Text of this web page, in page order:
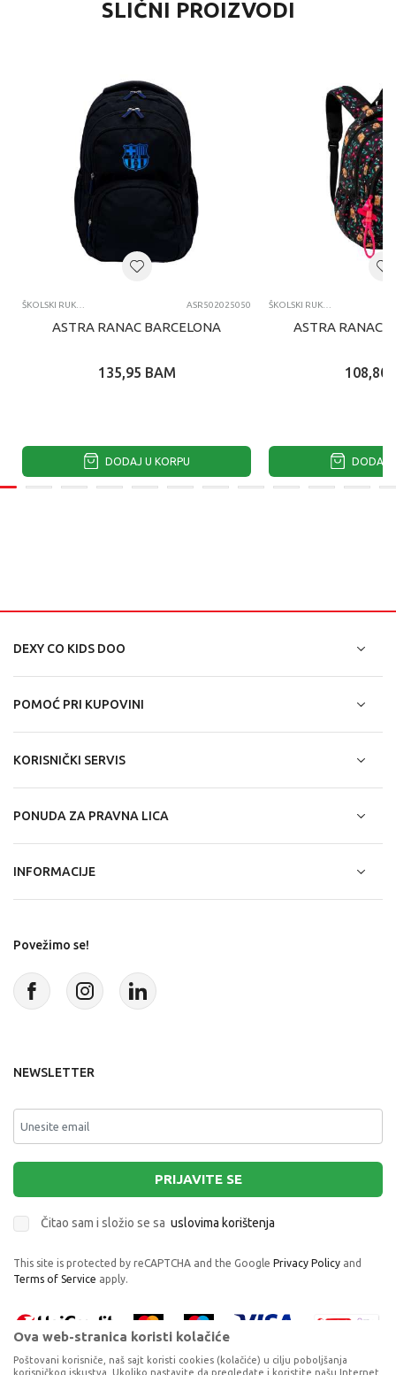
SLIČNI PROIZVODI
ŠKOLSKI RUKSACI ASR502025050
ASTRA RANAC BARCELONA
135,95 BAM
DODAJ U KORPU
ŠKOLSKI RUKSACI
ASTRA RANAC
108,80
DODAJ
DEXY CO KIDS DOO
POMOĆ PRI KUPOVINI
KORISNIČKI SERVIS
PONUDA ZA PRAVNA LICA
INFORMACIJE
Povežimo se!
NEWSLETTER
PRIJAVITE SE
Čitao sam i složio se sa uslovima korištenja
This site is protected by reCAPTCHA and the Google Privacy Policy and
Terms of Service apply.
Ova web-stranica koristi kolačiće
Poštovani korisniče, naš sajt koristi cookies (kolačiće) u cilju poboljšanja
korisničkog iskustva. Ukoliko nastavite da pregledate i koristite našu Internet